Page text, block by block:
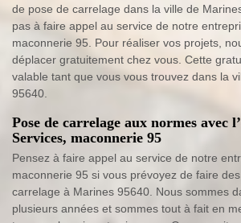
de pose de carrelage dans la ville de
pas à faire appel au service de notre
maconnerie 95. Pour réaliser vos projets,
déplacer gratuitement chez vous. Cette
valable tant que vous vous trouvez dans la
95640.
Pose de carrelage aux normes avec
Services, maconnerie 95
Pensez à faire appel au service de notre
maconnerie 95 si vous prévoyez de faire
carrelage à Marines 95640. Nous sommes
plusieurs années et sommes tout à fait en